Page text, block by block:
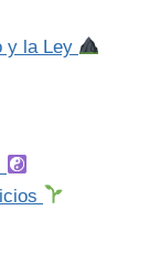
y la Ley